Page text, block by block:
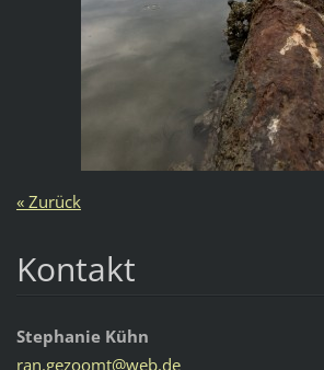
« Zurück
Kontakt
Stephanie Kühn
ran.gezoomt@web.de